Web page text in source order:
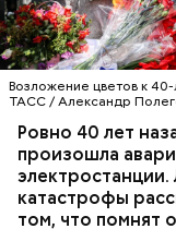
Возложение цветов к
ТАСС / Александр
Ровно 40 лет
произошла
катастрофы
том, что помнят
Как гласит
Иерусалим,
отчаявшихся